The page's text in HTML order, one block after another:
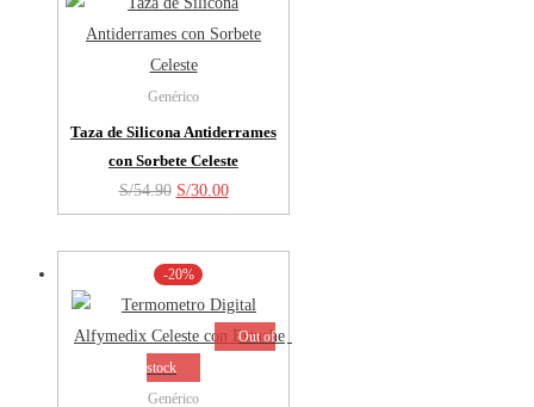
S/54.90.S/30.00.
Genérico
Taza de Silicona Antiderrames
con Sorbete Celeste
S/54.90 El
precio
original
era:
S/54.90.
S/30.00El
precio
actual
S/30.00.
-20%
Out of
stock
Genérico